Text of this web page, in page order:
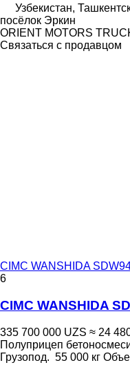
Узбекистан,
посёлок Эркин
ORIENT MOTORS
Связаться с продавцом
CIMC WANSHIDA
6
CIMC WANSHIDA
335 700 000 UZS ≈ 24
Полуприцеп
Грузопод. 55 000 кг